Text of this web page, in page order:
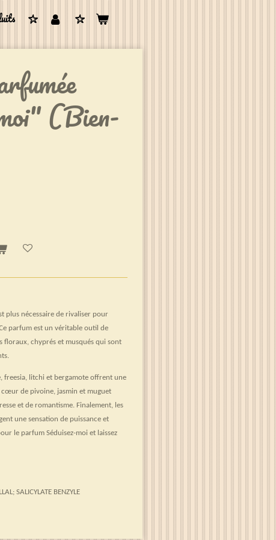
(Bien-
plus nécessaire de rivaliser pour
parfum est un véritable outil de
floraux, chyprés et musqués qui sont
freesia, litchi et bergamote offrent une
cœur de pivoine, jasmin et muguet
et de romantisme. Finalement, les
une sensation de puissance et
le parfum Séduisez-moi et laissez
SALICYLATE BENZYLE